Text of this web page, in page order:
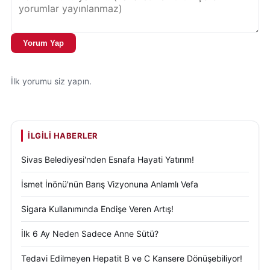
açıklamalarda bulunan Başkan Uzun, belediyenin
için hazırlıkların sürdüğünü duyurdu.
çalışmalarına başladığını belirten Uzun, yaklaşık 15
megavat gücünde yeni bir güneş enerji santralinin
Söz konusu yatırımın tamamlanmasıyla birlikte
belediyenin enerji maliyetlerinin büyük ölçüde
ortadan kaldırılmasının hedeflendiğini belirten Uzun,
elde edilecek gelirlerin yeniden hizmet ve yatırım
olarak vatandaşlara döneceğini söyledi.
Yorum Yap
İlk yorumu siz yapın.
İLGILI HABERLER
Sivas Belediyesi'nden Esnafa Hayati Yatırım!
İsmet İnönü'nün Barış Vizyonuna Anlamlı Vefa
Sigara Kullanımında Endişe Veren Artış!
İlk 6 Ay Neden Sadece Anne Sütü?
Tedavi Edilmeyen Hepatit B ve C Kansere Dönüşebiliyor!